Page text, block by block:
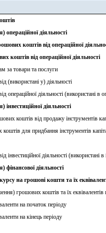
операційної діяльності
коштів від операційної
коштів від операційної діяльності
за товари та послуги
(використані у) діяльності
операційної діяльності (використані в
діяльності
коштів від продажу інструментів
для придбання інструментів
інвестиційної діяльності (використані в
фінансової діяльності
на грошові кошти та їх
грошових коштів та їх
на початок періоду
на кінець періоду